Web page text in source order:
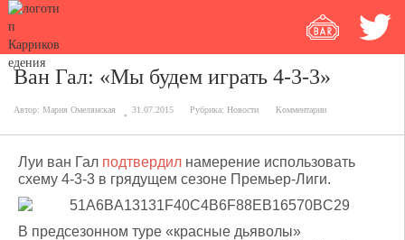
Ван Гал: «Мы будем играть 4-3-3»
Автор: Мария Омелянская 31.07.2015 Рубрика: Новости Комментарии
Луи ван Гал подтвердил намерение использовать
схему 4-3-3 в грядущем сезоне Премьер-Лиги.
В предсезонном туре «красные дьяволы»